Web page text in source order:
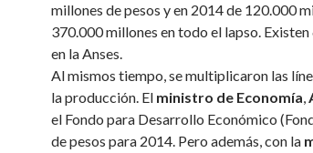
millones de pesos y en 2014 de 120.000
370.000 millones en todo el lapso.
en la Anses.
Al mismos tiempo, se multiplicaron las
la producción. El ministro de Economía,
el Fondo para Desarrollo Económico
de pesos para 2014. Pero además, con la